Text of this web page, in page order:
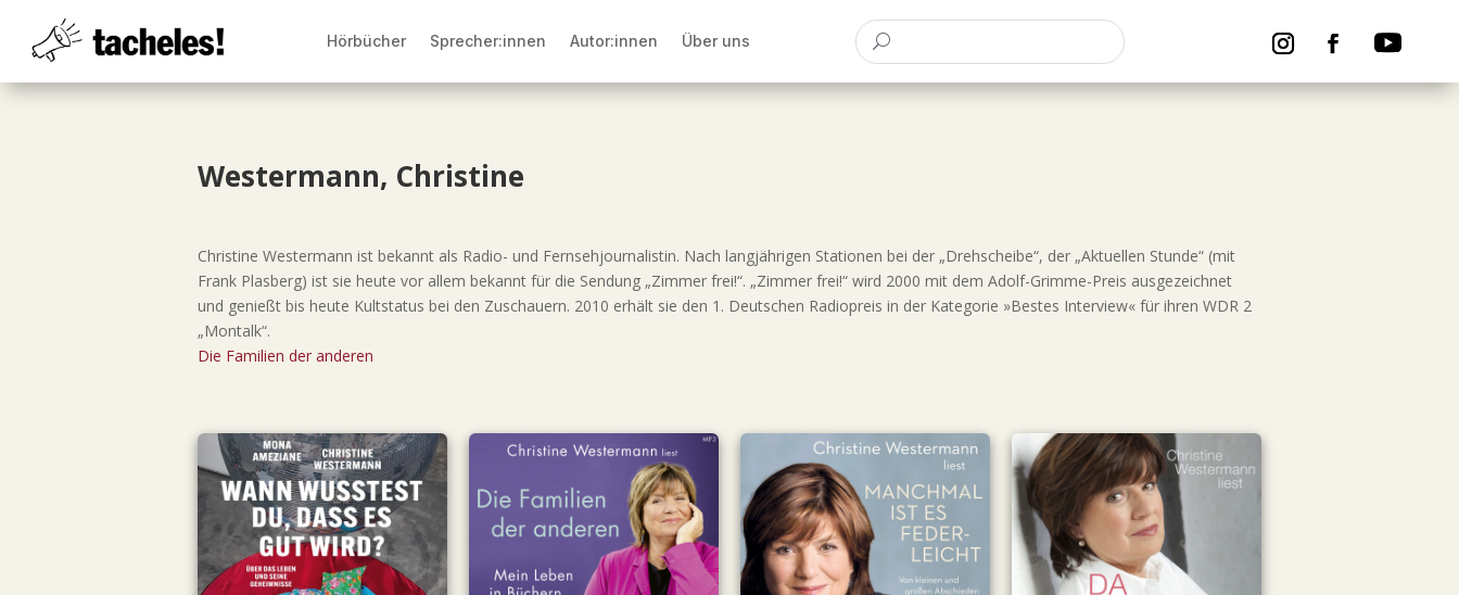
Hörbücher Sprecher:innen Autor:innen Über uns
Westermann, Christine
Christine Westermann ist bekannt als Radio- und Fernsehjournalistin. Nach langjährigen Stationen bei der „Drehscheibe“, der „Aktuellen Stunde“ (mit
Frank Plasberg) ist sie heute vor allem bekannt für die Sendung „Zimmer frei!“. „Zimmer frei!“ wird 2000 mit dem Adolf-Grimme-Preis ausgezeichnet
und genießt bis heute Kultstatus bei den Zuschauern. 2010 erhält sie den 1. Deutschen Radiopreis in der Kategorie »Bestes Interview« für ihren WDR 2
„Montalk“.
Die Familien der anderen